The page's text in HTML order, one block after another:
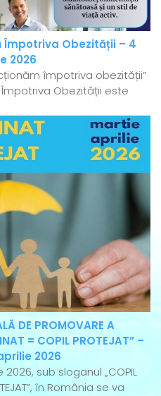
Împotriva Obezității – 4
2026
împotriva obezității”
Obezității este
DE PROMOVARE A
= COPIL PROTEJAT” –
2026
sub sloganul „COPIL
în România se va